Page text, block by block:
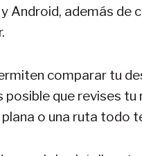
Android, además de
comparar tu
que revises tu
o una ruta todo